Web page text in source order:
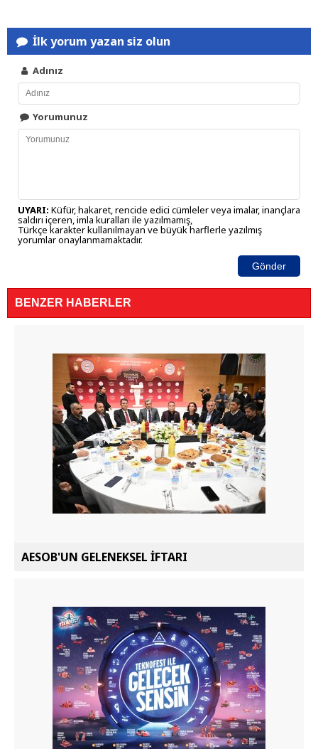
İlk yorum yazan siz olun
Adınız
Yorumunuz
UYARI: Küfür, hakaret, rencide edici cümleler veya imalar, inançlara
saldırı içeren, imla kuralları ile yazılmamış,
Türkçe karakter kullanılmayan ve büyük harflerle yazılmış
yorumlar onaylanmamaktadır.
Gönder
BENZER HABERLER
AESOB'UN GELENEKSEL İFTARI